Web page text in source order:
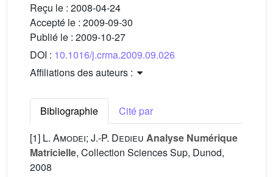
Reçu le : 2008-04-24
Accepté le : 2009-09-30
Publié le : 2009-10-27
DOI : 10.1016/j.crma.2009.09.026
Affiliations des auteurs :
Bibliographie
Cité par
[1] L. Amodei; J.-P. Dedieu Analyse Numérique
Matricielle, Collection Sciences Sup, Dunod,
2008